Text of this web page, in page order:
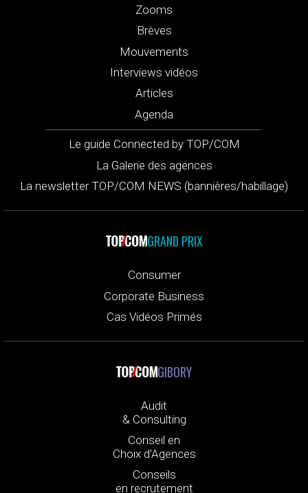
Zooms
Brèves
Mouvements
Interviews vidéos
Articles
Agenda
Le guide Connected by TOP/COM
La Galerie des agences
La newsletter TOP/COM NEWS (bannières/habillage)
GRAND PRIX
Consumer
Corporate Business
Cas Vidéos Primés
GIBORY
Audit
& Consulting
Conseil en
Choix d’Agences
Conseils
en recrutement